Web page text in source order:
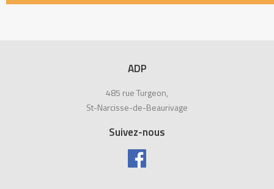
ADP
485 rue Turgeon,
St-Narcisse-de-Beaurivage
Suivez-nous